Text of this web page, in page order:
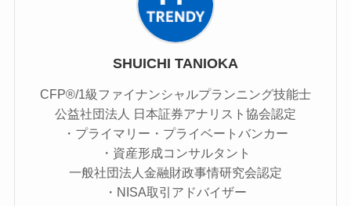
SHUICHI TANIOKA
CFP®/1級ファイナンシャルプランニング技能士
公益社団法人 日本証券アナリスト協会認定
・プライマリー・プライベートバンカー
・資産形成コンサルタント
一般社団法人金融財政事情研究会認定
・NISA取引アドバイザー